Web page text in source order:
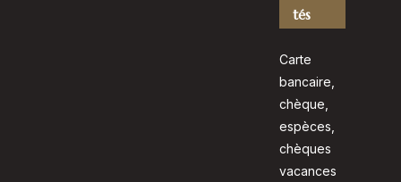
tés
Carte
bancaire,
chèque,
espèces,
chèques
vacances